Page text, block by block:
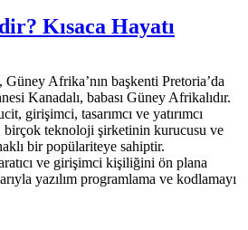
Kısaca Hayatı
Afrika’nın başkenti Pretoria’da
Kanadalı, babası Güney Afrikalıdır.
girişimci, tasarımcı ve yatırımcı
birçok teknoloji şirketinin kurucusu ve
bir popülariteye sahiptir.
ve girişimci kişiliğini ön plana
yazılım programlama ve kodlamayı